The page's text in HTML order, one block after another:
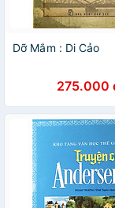
Dỡ Mắm : Di Cảo
275.000